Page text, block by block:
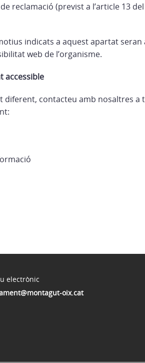
reclamació (previst a l’article 13
indicats a aquest apartat seran
web de l’organisme.
accessible
diferent, contacteu amb nosaltres a
electrònic
oix.cat